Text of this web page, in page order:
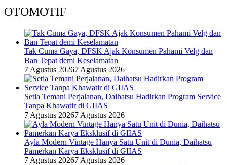
OTOMOTIF
Tak Cuma Gaya, DFSK Ajak Konsumen Pahami Velg dan
Ban Tepat demi Keselamatan
7 Agustus 20267 Agustus 2026
Setia Temani Perjalanan, Daihatsu Hadirkan Program Service
Tanpa Khawatir di GIIAS
7 Agustus 20267 Agustus 2026
Ayla Modern Vintage Hanya Satu Unit di Dunia, Daihatsu
Pamerkan Karya Eksklusif di GIIAS
7 Agustus 20267 Agustus 2026